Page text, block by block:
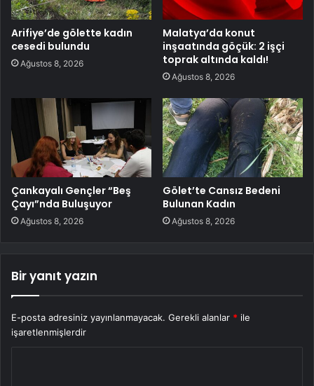
Arifiye’de gölette kadın
cesedi bulundu
Ağustos 8, 2026
Malatya’da konut
inşaatında göçük: 2 işçi
toprak altında kaldı!
Ağustos 8, 2026
Çankayalı Gençler “Beş
Çayı”nda Buluşuyor
Ağustos 8, 2026
Gölet’te Cansız Bedeni
Bulunan Kadın
Ağustos 8, 2026
Bir yanıt yazın
E-posta adresiniz yayınlanmayacak. Gerekli alanlar * ile
işaretlenmişlerdir